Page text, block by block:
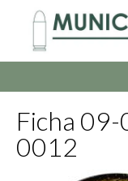
contenido
Ficha
0012